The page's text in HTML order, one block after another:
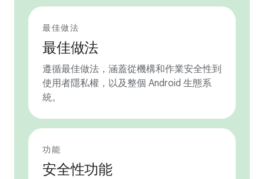
最佳做法
最佳做法
遵循最佳做法，涵蓋從機構和作業安全性到
使用者隱私權，以及整個 Android 生態系
統。
功能
安全性功能